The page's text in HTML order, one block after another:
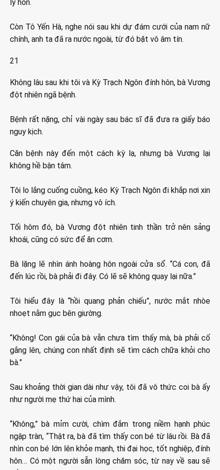
ly hôn.
Còn Tô Yến Hà, nghe nói sau khi dự đám cưới của nam nữ
chính, anh ta đã ra nước ngoài, từ đó bặt vô âm tín.
21
Không lâu sau khi tôi và Kỳ Trạch Ngôn đính hôn, bà Vương
đột nhiên ngã bệnh.
Bệnh rất nặng, chỉ vài ngày sau bác sĩ đã đưa ra giấy báo
nguy kịch.
Căn bệnh này đến một cách kỳ lạ, nhưng bà Vương lại
không hề bận tâm.
Tôi lo lắng cuống cuồng, kéo Kỳ Trạch Ngôn đi khắp nơi xin
ý kiến chuyên gia, nhưng vô ích.
Tối hôm đó, bà Vương đột nhiên tinh thần trở nên sảng
khoái, cũng có sức để ăn cơm.
Bà lặng lẽ nhìn ánh hoàng hôn ngoài cửa sổ. “Cá con, đã
đến lúc rồi, bà phải đi đây. Có lẽ sẽ không quay lại nữa.”
Tôi hiểu đây là “hồi quang phản chiếu”, nước mắt nhòe
nhoẹt nằm gục bên giường.
“Không! Con gái của bà vẫn chưa tìm thấy mà, bà phải cố
gắng lên, chúng con nhất định sẽ tìm cách chữa khỏi cho
bà.”
Sau khoảng thời gian dài như vậy, tôi đã vô thức coi bà ấy
như người mẹ thứ hai của mình.
“Không,” bà mỉm cười, chìm đắm trong niềm hạnh phúc
ngập tràn, “Thật ra, bà đã tìm thấy con bé từ lâu rồi. Bà đã
nhìn con bé lớn lên khỏe mạnh, thi đại học, tốt nghiệp, đính
hôn… Có một người sẵn lòng chăm sóc, từ nay về sau sẽ